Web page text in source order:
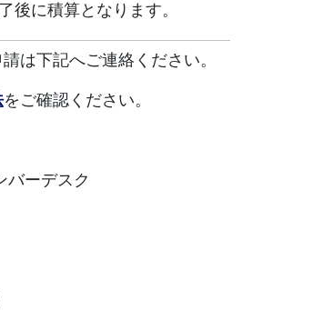
後に積算となります。
は下記へご連絡ください。
をご確認ください。
バーデスク